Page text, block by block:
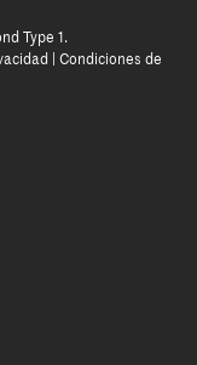
Type 1.
Condiciones de